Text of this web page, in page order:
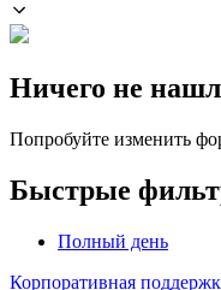
Ничего не
Попробуйте изменить
Быстрые
Полный день
Корпоративная